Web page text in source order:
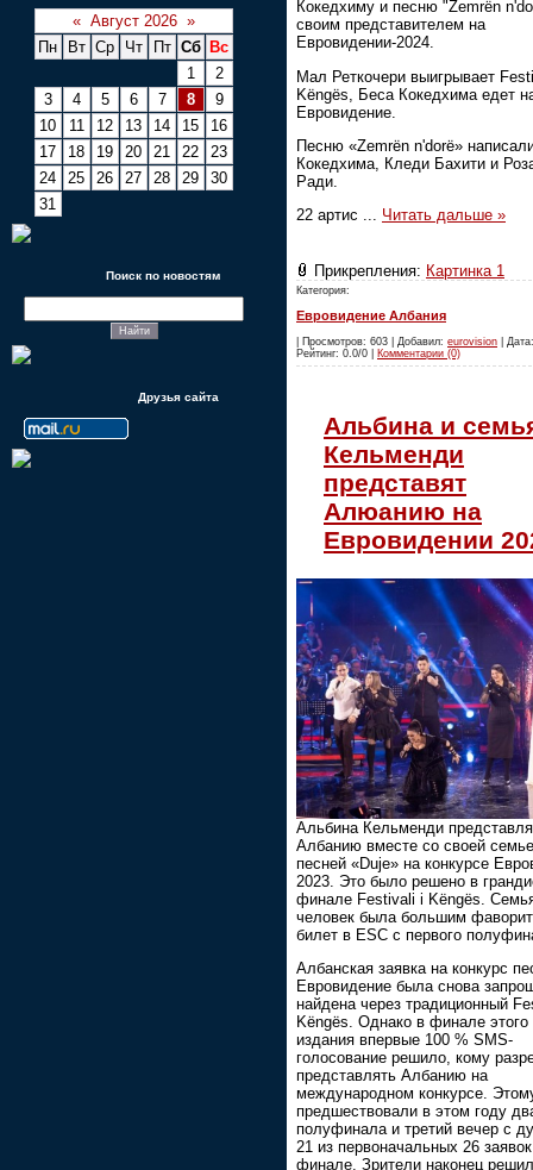
« Август 2026 »
Пн
Вт Ср Чт Пт Сб
Вс
1
2
3
4 5 6 7 8
9
10
11 12 13 14 15
16
17
18 19 20 21 22
23
24
25 26 27 28 29
30
31
Поиск по новостям
Друзья сайта
Кокедхиму и песню "Zemrën
своим представителем на
Евровидении-2024.
Мал Реткочери выигрывает
Këngës, Беса Кокедхима едет
Евровидение.
Песню «Zemrën n'dorë»
Кокедхима, Кледи Бахити и
Ради.
22 артис ... Читать дальше »
Прикрепления: Картинка 1
Категория:
Евровидение Албания
| Просмотров: 603 | Добавил: eurovision |
Рейтинг: 0.0/0 | Комментарии (0)
Альбина и
Кельменди
представят
Алюанию на
Евровидении
Альбина Кельменди
Албанию вместе со своей
песней «Duje» на конкурсе
2023. Это было решено в
финале Festivali i Këngës.
человек была большим
билет в ESC с первого
Албанская заявка на конкурс
Евровидение была снова
найдена через традиционный
Këngës. Однако в финале этого
издания впервые 100 % SMS-
голосование решило, кому
представлять Албанию на
международном конкурсе.
предшествовали в этом году
полуфинала и третий вечер с
21 из первоначальных 26
финале. Зрители наконец